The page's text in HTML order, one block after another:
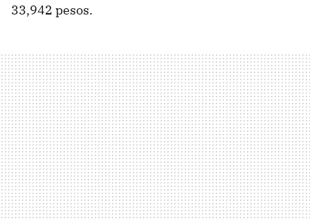
33,942 pesos.